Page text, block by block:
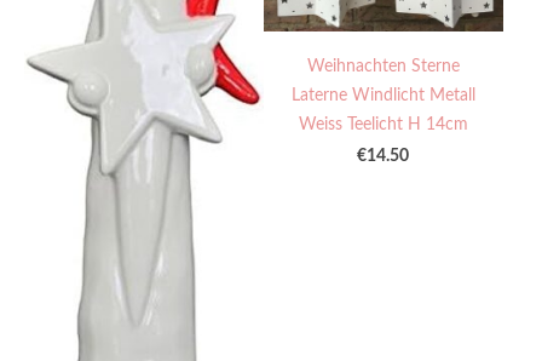
Weihnachten Sterne
Laterne Windlicht Metall
Weiss Teelicht H 14cm
€14.50